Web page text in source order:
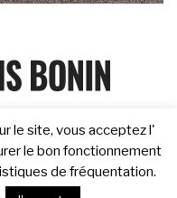
Louhans
03 03
le site, vous acceptez l'
le bon fonctionnement
de fréquentation.